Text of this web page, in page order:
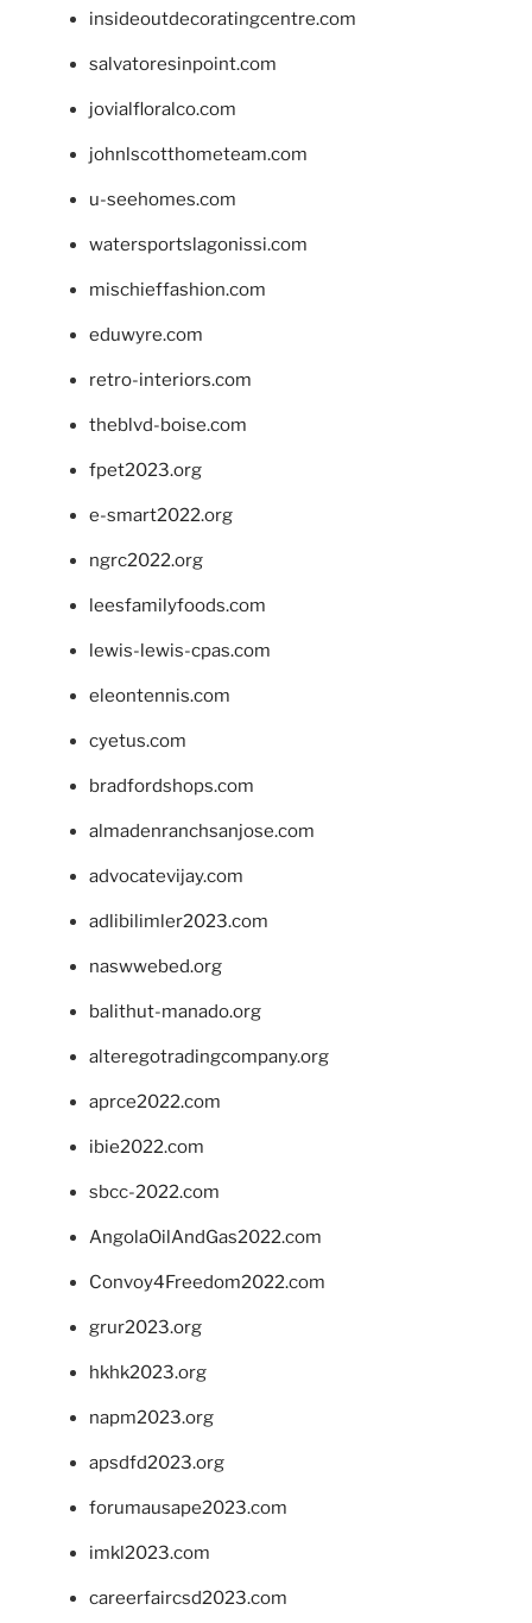
insideoutdecoratingcentre.com
salvatoresinpoint.com
jovialfloralco.com
johnlscotthometeam.com
u-seehomes.com
watersportslagonissi.com
mischieffashion.com
eduwyre.com
retro-interiors.com
theblvd-boise.com
fpet2023.org
e-smart2022.org
ngrc2022.org
leesfamilyfoods.com
lewis-lewis-cpas.com
eleontennis.com
cyetus.com
bradfordshops.com
almadenranchsanjose.com
advocatevijay.com
adlibilimler2023.com
naswwebed.org
balithut-manado.org
alteregotradingcompany.org
aprce2022.com
ibie2022.com
sbcc-2022.com
AngolaOilAndGas2022.com
Convoy4Freedom2022.com
grur2023.org
hkhk2023.org
napm2023.org
apsdfd2023.org
forumausape2023.com
imkl2023.com
careerfaircsd2023.com